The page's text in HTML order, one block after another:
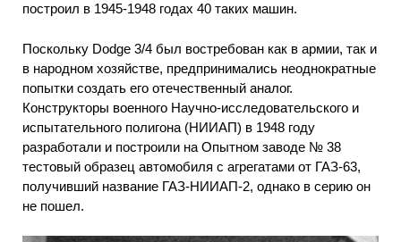
построил в 1945-1948 годах 40 таких машин.
Поскольку Dodge 3/4 был востребован как в армии, так и
в народном хозяйстве, предпринимались неоднократные
попытки создать его отечественный аналог.
Конструкторы военного Научно-исследовательского и
испытательного полигона (НИИАП) в 1948 году
разработали и построили на Опытном заводе № 38
тестовый образец автомобиля с агрегатами от ГАЗ-63,
получивший название ГАЗ-НИИАП-2, однако в серию он
не пошел.